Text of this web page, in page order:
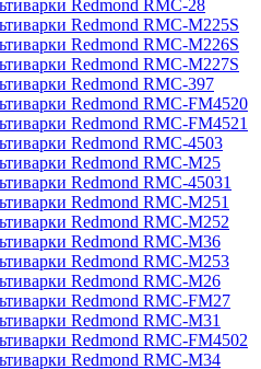
Redmond RMC-28
Redmond RMC-M225S
Redmond RMC-M226S
Redmond RMC-M227S
Redmond RMC-397
Redmond RMC-FM4520
Redmond RMC-FM4521
Redmond RMC-4503
Redmond RMC-M25
Redmond RMC-45031
Redmond RMC-M251
Redmond RMC-M252
Redmond RMC-M36
Redmond RMC-M253
Redmond RMC-M26
Redmond RMC-FM27
Redmond RMC-M31
Redmond RMC-FM4502
Redmond RMC-M34